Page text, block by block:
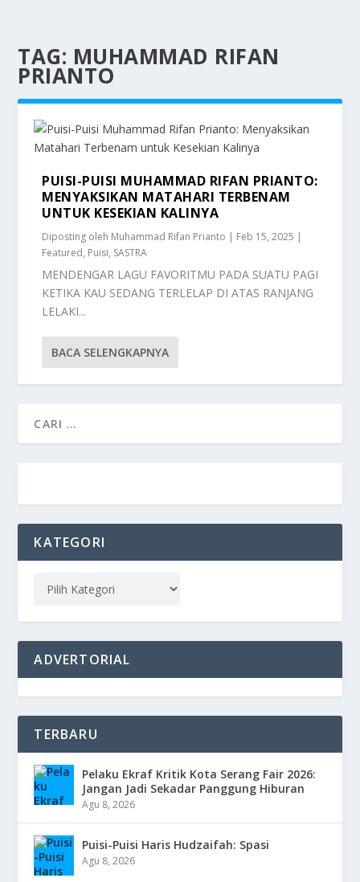
TAG: MUHAMMAD RIFAN
PRIANTO
PUISI-PUISI MUHAMMAD RIFAN PRIANTO:
MENYAKSIKAN MATAHARI TERBENAM
UNTUK KESEKIAN KALINYA
Diposting oleh Muhammad Rifan Prianto | Feb 15, 2025 |
Featured, Puisi, SASTRA
MENDENGAR LAGU FAVORITMU PADA SUATU PAGI
KETIKA KAU SEDANG TERLELAP DI ATAS RANJANG
LELAKI...
BACA SELENGKAPNYA
KATEGORI
ADVERTORIAL
TERBARU
Pelaku Ekraf Kritik Kota Serang Fair 2026:
Jangan Jadi Sekadar Panggung Hiburan
Agu 8, 2026
Puisi-Puisi Haris Hudzaifah: Spasi
Agu 8, 2026